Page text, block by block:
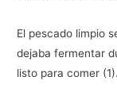
El pescado limpio
dejaba fermentar
listo para comer (1).